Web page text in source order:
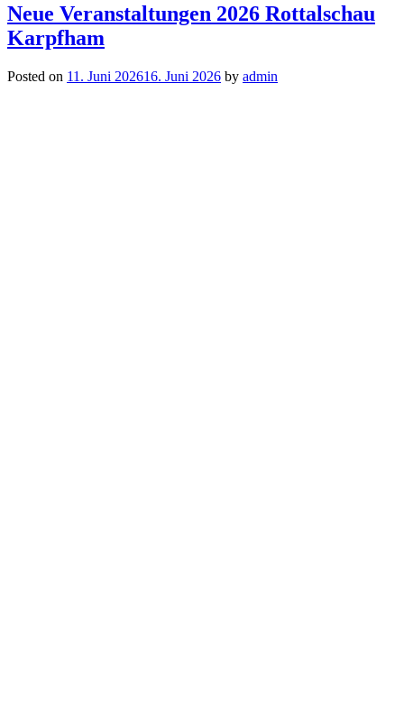
Neue Veranstaltungen 2026 Rottalschau
Karpfham
Posted on 11. Juni 202616. Juni 2026 by admin